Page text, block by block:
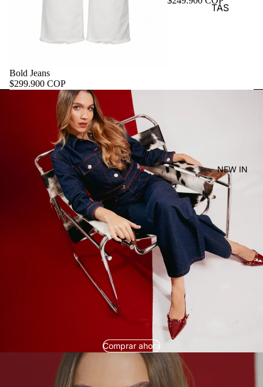
TAS
NEW IN
Bold Jeans
$299.900 COP
Comprar ahora